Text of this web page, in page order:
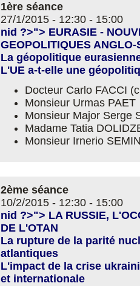
1ère séance
27/1/2015 - 12:30 - 15:00
nid ?>"> EURASIE -
GEOPOLITIQUES ANGLO-
La géopolitique
L'UE a-t-elle une
Docteur Carlo FACCI
Monsieur Urmas PAET
Monsieur Major Serge
Madame Tatia
Monsieur Irnerio
2ème séance
10/2/2015 - 12:30 - 15:00
nid ?>"> LA RUSSIE,
DE L'OTAN
La rupture de la parité
atlantiques
L'impact de la crise
et internationale